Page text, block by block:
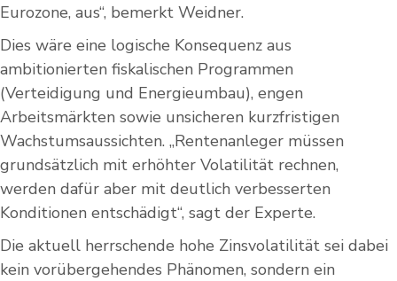
Eurozone, aus“, bemerkt Weidner.
Dies wäre eine logische Konsequenz aus
ambitionierten fiskalischen Programmen
(Verteidigung und Energieumbau), engen
Arbeitsmärkten sowie unsicheren kurzfristigen
Wachstumsaussichten. „Rentenanleger müssen
grundsätzlich mit erhöhter Volatilität rechnen,
werden dafür aber mit deutlich verbesserten
Konditionen entschädigt“, sagt der Experte.
Die aktuell herrschende hohe Zinsvolatilität sei dabei
kein vorübergehendes Phänomen, sondern ein